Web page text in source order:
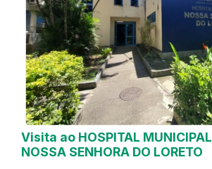
Visita ao HOSPITAL MUNICIPAL
NOSSA SENHORA DO LORETO